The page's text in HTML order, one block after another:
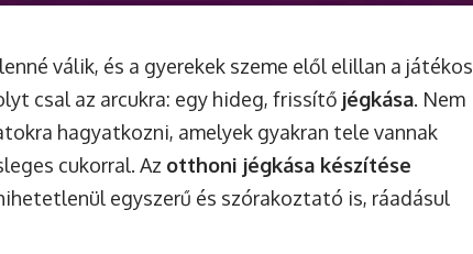
válik, és a gyerekek szeme elől elillan a játékos
csal az arcukra: egy hideg, frissítő jégkása. Nem
hagyatkozni, amelyek gyakran tele vannak
cukorral. Az otthoni jégkása készítése
egyszerű és szórakoztató is, ráadásul